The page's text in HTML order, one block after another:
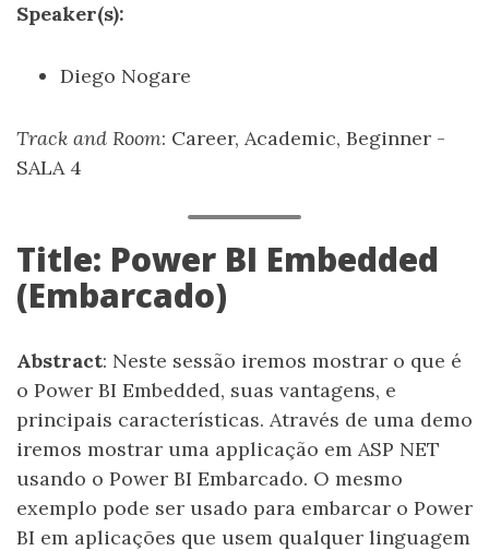
Speaker(s):
Diego Nogare
Track and Room: Career, Academic, Beginner -
SALA 4
Title: Power BI Embedded
(Embarcado)
Abstract: Neste sessão iremos mostrar o que é
o Power BI Embedded, suas vantagens, e
principais características. Através de uma demo
iremos mostrar uma applicação em ASP NET
usando o Power BI Embarcado. O mesmo
exemplo pode ser usado para embarcar o Power
BI em aplicações que usem qualquer linguagem